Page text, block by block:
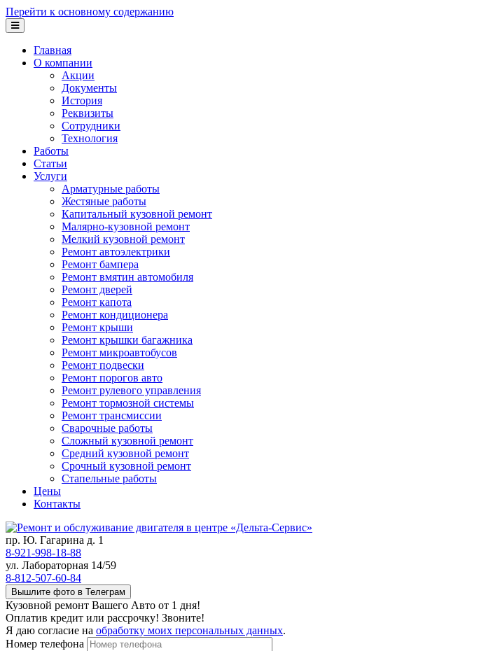
Перейти к основному содержанию
Главная
О компании
Акции
Документы
История
Реквизиты
Сотрудники
Технология
Работы
Статьи
Услуги
Арматурные работы
Жестяные работы
Капитальный кузовной ремонт
Малярно-кузовной ремонт
Мелкий кузовной ремонт
Ремонт автоэлектрики
Ремонт бампера
Ремонт вмятин автомобиля
Ремонт дверей
Ремонт капота
Ремонт кондиционера
Ремонт крыши
Ремонт крышки багажника
Ремонт микроавтобусов
Ремонт подвески
Ремонт порогов авто
Ремонт рулевого управления
Ремонт тормозной системы
Ремонт трансмиссии
Сварочные работы
Сложный кузовной ремонт
Средний кузовной ремонт
Срочный кузовной ремонт
Стапельные работы
Цены
Контакты
пр. Ю. Гагарина д. 1
8-921-998-18-88
ул. Лабораторная 14/59
8-812-507-60-84
Вышлите фото в Телеграм
Кузовной ремонт Вашего Авто от 1 дня!
Оплатив кредит или рассрочку! Звоните!
Я даю согласие на обработку моих персональных данных.
Номер телефона